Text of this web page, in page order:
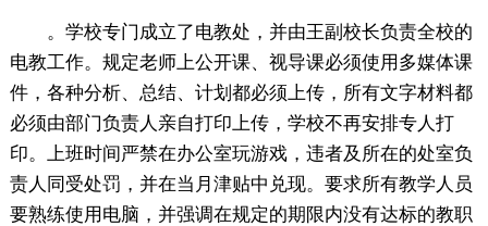
。学校专门成立了电教处，并由王副校长负责全校的
电教工作。规定老师上公开课、视导课必须使用多媒体课
件，各种分析、总结、计划都必须上传，所有文字材料都
必须由部门负责人亲自打印上传，学校不再安排专人打
印。上班时间严禁在办公室玩游戏，违者及所在的处室负
责人同受处罚，并在当月津贴中兑现。要求所有教学人员
要熟练使用电脑，并强调在规定的期限内没有达标的教职